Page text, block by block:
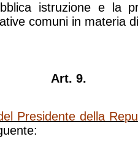
istruzione e la
comuni in materia
Art. 9.
Presidente della